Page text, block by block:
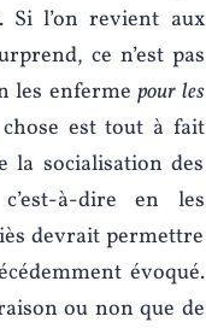
Si l’on revient aux
ce n’est pas
les enfermepour les
est tout à fait
la socialisation des
à-dire en les
devrait permettre
évoqué.
ou non que de